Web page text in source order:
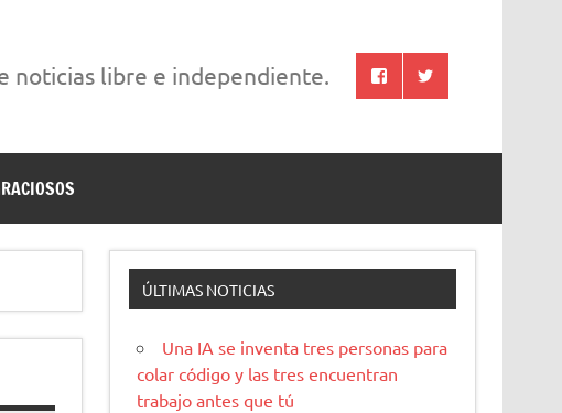
noticias libre e independiente.
ÚLTIMAS NOTICIAS
Una IA se inventa tres personas para
colar código y las tres encuentran
trabajo antes que tú